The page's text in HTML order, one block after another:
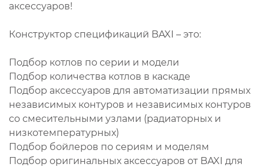
аксессуаров!
Конструктор спецификаций BAXI – это:
Подбор котлов по серии и модели
Подбор количества котлов в каскаде
Подбор аксессуаров для автоматизации прямых
независимых контуров и независимых контуров
со смесительными узлами (радиаторных и
низкотемпературных)
Подбор бойлеров по сериям и моделям
Подбор оригинальных аксессуаров от BAXI для